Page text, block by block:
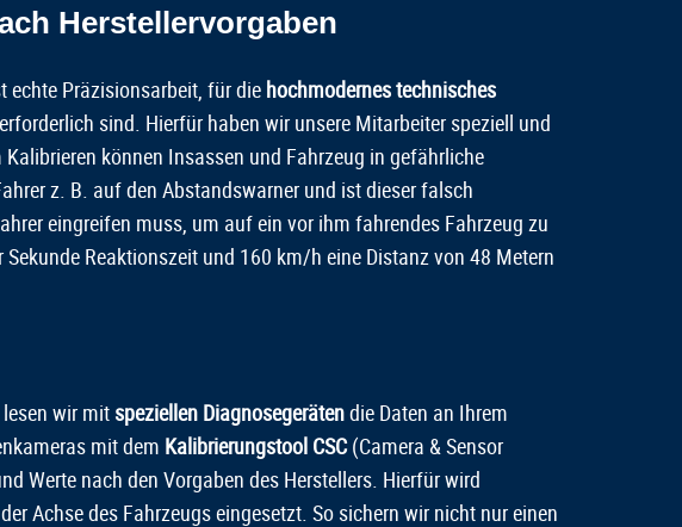
Herstellervorgaben
echte Präzisionsarbeit, für die hochmodernes technisches
sind. Hierfür haben wir unsere Mitarbeiter speziell und
können Insassen und Fahrzeug in gefährliche
z. B. auf den Abstandswarner und ist dieser falsch
eingreifen muss, um auf ein vor ihm fahrendes Fahrzeug zu
Reaktionszeit und 160 km/h eine Distanz von 48 Metern
wir mit speziellen Diagnosegerätendie Daten an Ihrem
mit dem Kalibrierungstool CSC(Camera & Sensor
Werte nach den Vorgaben des Herstellers. Hierfür wird
Achse des Fahrzeugs eingesetzt. So sichern wir nicht nur einen